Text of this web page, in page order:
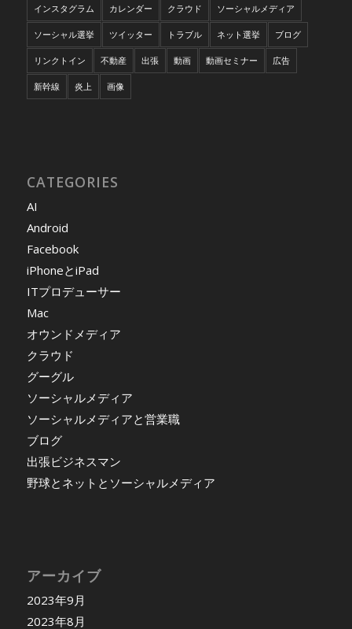
インスタグラム カレンダー クラウド ソーシャルメディア
ソーシャル選挙 ツイッター トラブル ネット選挙 ブログ
リンクトイン 不動産 出張 動画 動画セミナー 広告
新幹線 炎上 画像
CATEGORIES
AI
Android
Facebook
iPhoneとiPad
ITプロデューサー
Mac
オウンドメディア
クラウド
グーグル
ソーシャルメディア
ソーシャルメディアと営業職
ブログ
出張ビジネスマン
野球とネットとソーシャルメディア
アーカイブ
2023年9月
2023年8月